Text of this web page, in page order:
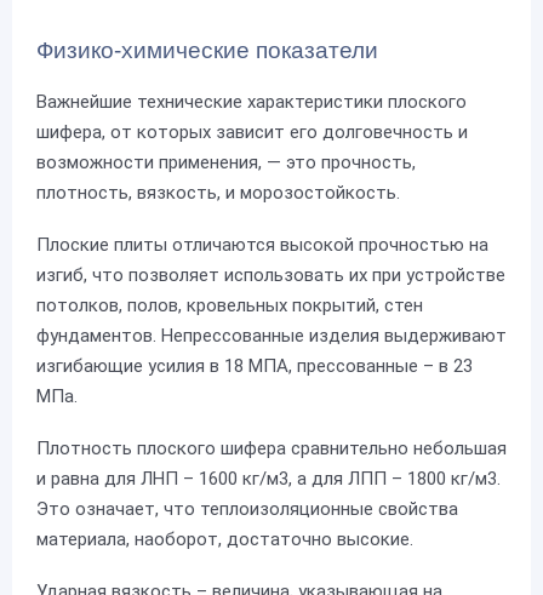
Физико-химические показатели
Важнейшие технические характеристики плоского
шифера, от которых зависит его долговечность и
возможности применения, — это прочность,
плотность, вязкость, и морозостойкость.
Плоские плиты отличаются высокой прочностью на
изгиб, что позволяет использовать их при устройстве
потолков, полов, кровельных покрытий, стен
фундаментов. Непрессованные изделия выдерживают
изгибающие усилия в 18 МПА, прессованные – в 23
МПа.
Плотность плоского шифера сравнительно небольшая
и равна для ЛНП – 1600 кг/м3, а для ЛПП – 1800 кг/м3.
Это означает, что теплоизоляционные свойства
материала, наоборот, достаточно высокие.